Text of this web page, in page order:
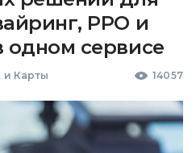
РРО и
одном сервисе
и Карты 14057